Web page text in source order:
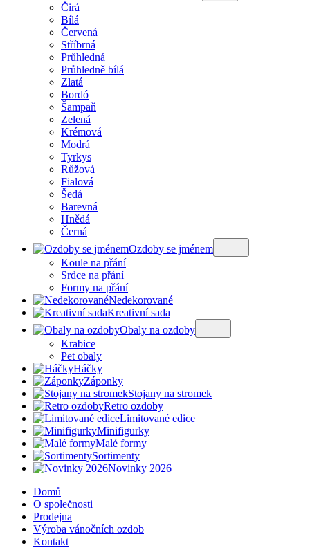
Čirá
Bílá
Červená
Stříbrná
Průhledná
Průhledně bílá
Zlatá
Bordó
Šampaň
Zelená
Krémová
Modrá
Tyrkys
Růžová
Fialová
Šedá
Barevná
Hnědá
Černá
Ozdoby se jménem
Koule na přání
Srdce na přání
Formy na přání
Nedekorované
Kreativní sada
Obaly na ozdoby
Krabice
Pet obaly
Háčky
Záponky
Stojany na stromek
Retro ozdoby
Limitované edice
Minifigurky
Malé formy
Sortimenty
Novinky 2026
Domů
O společnosti
Prodejna
Výroba vánočních ozdob
Kontakt